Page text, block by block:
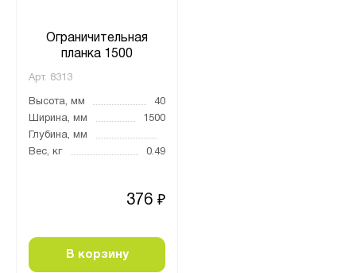
Ограничительная
планка 1500
Арт. 8313
Высота, мм
40
Ширина, мм
1500
Глубина, мм
Вес, кг
0.49
376 ₽
В корзину